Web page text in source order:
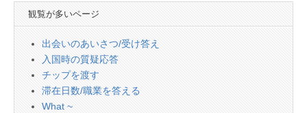
観覧が多いページ
出会いのあいさつ/受け答え
入国時の質疑応答
チップを渡す
滞在日数/職業を答える
What ~